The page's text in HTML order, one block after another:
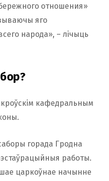
отношения»
яго
народа», – лічыць
кафедральным
горада Гродна
работы.
царкоўнае начынне